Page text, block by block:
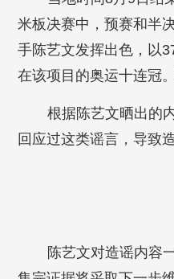
米板决赛中，预赛和半
手陈艺文发挥出色，以
在该项目的奥运十连冠
根据陈艺文晒出的
回应过这类谣言，导致
陈艺文对造谣内容